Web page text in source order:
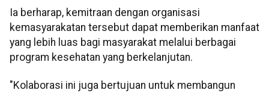
Ia berharap, kemitraan dengan organisasi
kemasyarakatan tersebut dapat memberikan manfaat
yang lebih luas bagi masyarakat melalui berbagai
program kesehatan yang berkelanjutan.
"Kolaborasi ini juga bertujuan untuk membangun